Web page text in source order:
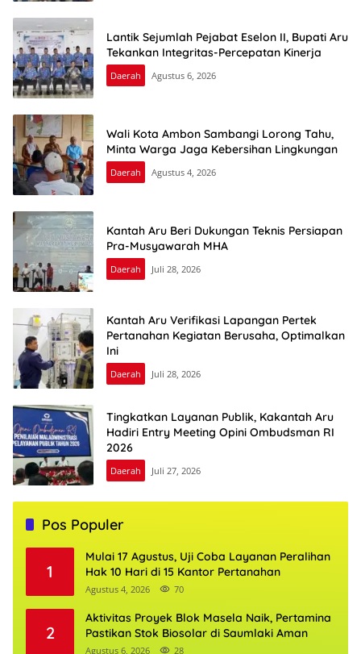
Lantik Sejumlah Pejabat Eselon II, Bupati Aru
Tekankan Integritas-Percepatan Kinerja
Daerah Agustus 6, 2026
Wali Kota Ambon Sambangi Lorong Tahu,
Minta Warga Jaga Kebersihan Lingkungan
Daerah Agustus 4, 2026
Kantah Aru Beri Dukungan Teknis Persiapan
Pra-Musyawarah MHA
Daerah Juli 28, 2026
Kantah Aru Verifikasi Lapangan Pertek
Pertanahan Kegiatan Berusaha, Optimalkan
Ini
Daerah Juli 28, 2026
Tingkatkan Layanan Publik, Kakantah Aru
Hadiri Entry Meeting Opini Ombudsman RI
2026
Daerah Juli 27, 2026
Pos Populer
1
Mulai 17 Agustus, Uji Coba Layanan Peralihan
Hak 10 Hari di 15 Kantor Pertanahan
Agustus 4, 2026 70
2
Aktivitas Proyek Blok Masela Naik, Pertamina
Pastikan Stok Biosolar di Saumlaki Aman
Agustus 6, 2026 28